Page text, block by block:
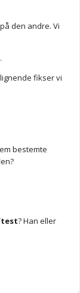
den andre. Vi
fikser vi
bestemte
? Han eller